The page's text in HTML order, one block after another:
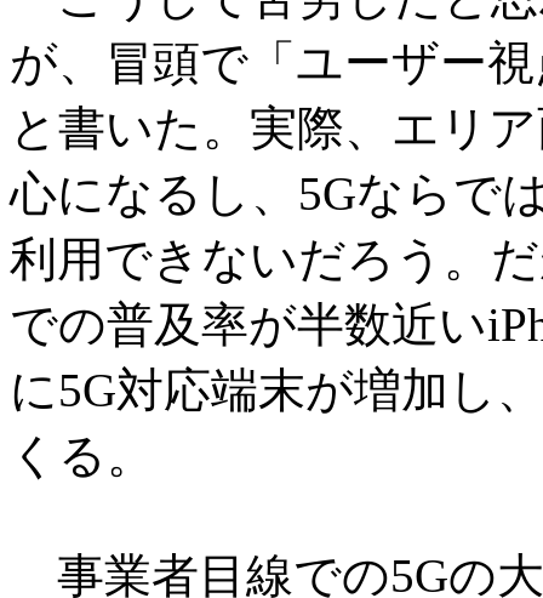
が、冒頭で「ユーザー
と書いた。実際、エリ
心になるし、5Gならで
利用できないだろう。
での普及率が半数近い
に5G対応端末が増加し
くる。
事業者目線での5Gの